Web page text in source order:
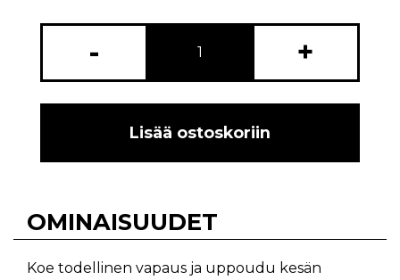
- +
Lisää ostoskoriin
OMINAISUUDET
Koe todellinen vapaus ja uppoudu kesän